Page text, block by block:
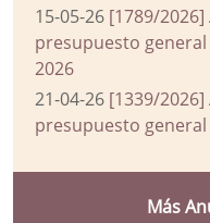
15-05-26 [1789/
presupuesto
2026
21-04-26 [1339/
presupuesto
Más